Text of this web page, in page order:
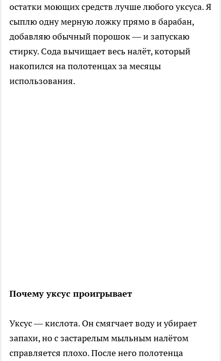
остатки моющих средств лучше любого уксуса. Я
сыплю одну мерную ложку прямо в барабан,
добавляю обычный порошок — и запускаю
стирку. Сода вычищает весь налёт, который
накопился на полотенцах за месяцы
использования.
Почему уксус проигрывает
Уксус — кислота. Он смягчает воду и убирает
запахи, но с застарелым мыльным налётом
справляется плохо. После него полотенца